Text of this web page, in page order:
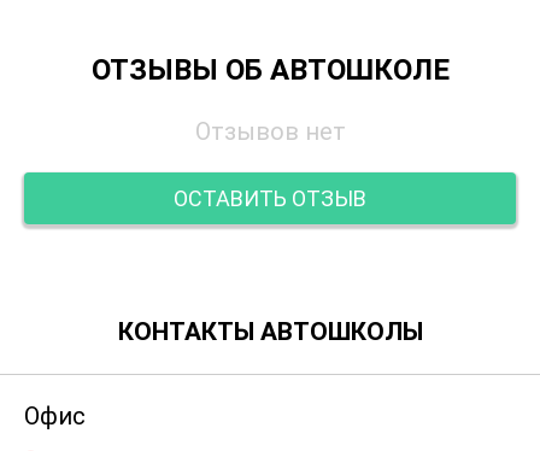
ОТЗЫВЫ ОБ АВТОШКОЛЕ
Отзывов нет
ОСТАВИТЬ ОТЗЫВ
КОНТАКТЫ АВТОШКОЛЫ
Офис